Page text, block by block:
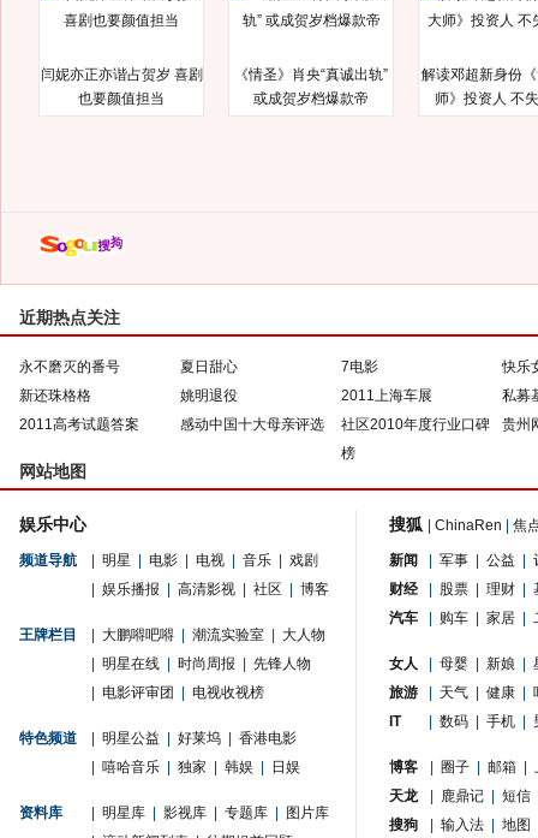
闫妮亦正亦谐占贺岁 喜剧
也要颜值担当
《情圣》肖央“真诚出轨”
或成贺岁档爆款帝
解读邓超新身份
师》投资人 不
近期热点关注
永不磨灭的番号 夏日甜心 7电影
快乐
新还珠格格
姚明退役 2011上海车展
私募
2011高考试题答案
感动中国十大母亲评选
社区2010年度行业口碑
榜
贵州
网站地图
娱乐中心
频道导航 明星 电影 电视 音乐
戏剧
娱乐播报 高清影视 社区 博客
王牌栏目 大鹏嘚吧嘚 潮流实验室
大人物
明星在线 时尚周报
先锋人物
电影评审团 电视收视榜
特色频道 明星公益 好莱坞
香港电影
嘻哈音乐 独家 韩娱 日娱
资料库 明星库 影视库 专题库
图片库
搜狐 ChinaRen 焦
新闻 军事 公益
财经
股票 理财
汽车
购车 家居
女人 母婴 新娘
旅游
天气 健康
IT
数码 手机
博客 圈子 邮箱
天龙
鹿鼎记
短信
搜狗
输入法 地图